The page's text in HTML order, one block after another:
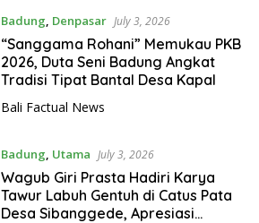
Badung Denpasar July 3, 2026
“Sanggama Rohani” Memukau PKB
2026, Duta Seni Badung Angkat
Tradisi Tipat Bantal Desa Kapal
Bali Factual News
Badung Utama July 3, 2026
Wagub Giri Prasta Hadiri Karya
Tawur Labuh Gentuh di Catus Pata
Desa Sibanggede, Apresiasi